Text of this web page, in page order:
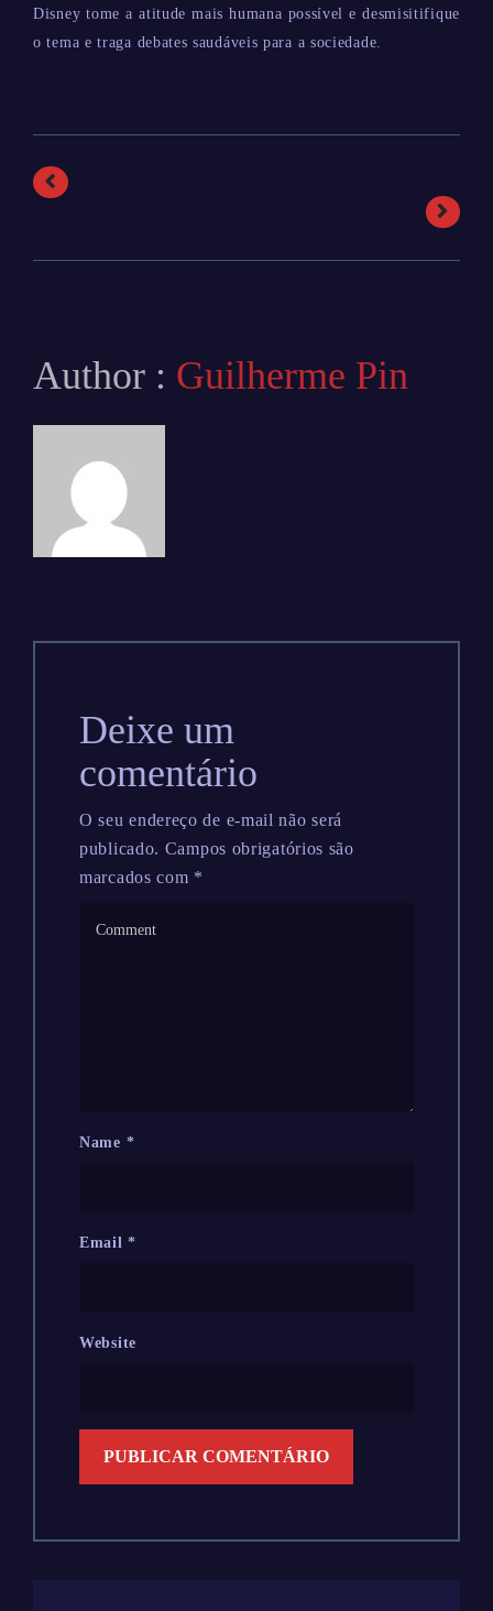
Disney tome a atitude mais humana possível e desmisitifique
o tema e traga debates saudáveis para a sociedade.
Author : Guilherme Pin
Deixe um
comentário
O seu endereço de e-mail não será
publicado. Campos obrigatórios são
marcados com *
Name *
Email*
Website